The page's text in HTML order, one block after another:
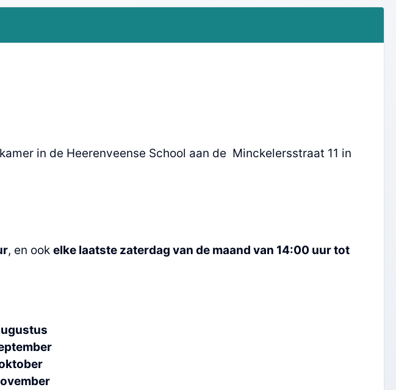
in de Heerenveense School aan de Minckelersstraat 11 in
, en ook elke laatste zaterdag van de maand van 14:00 uur tot